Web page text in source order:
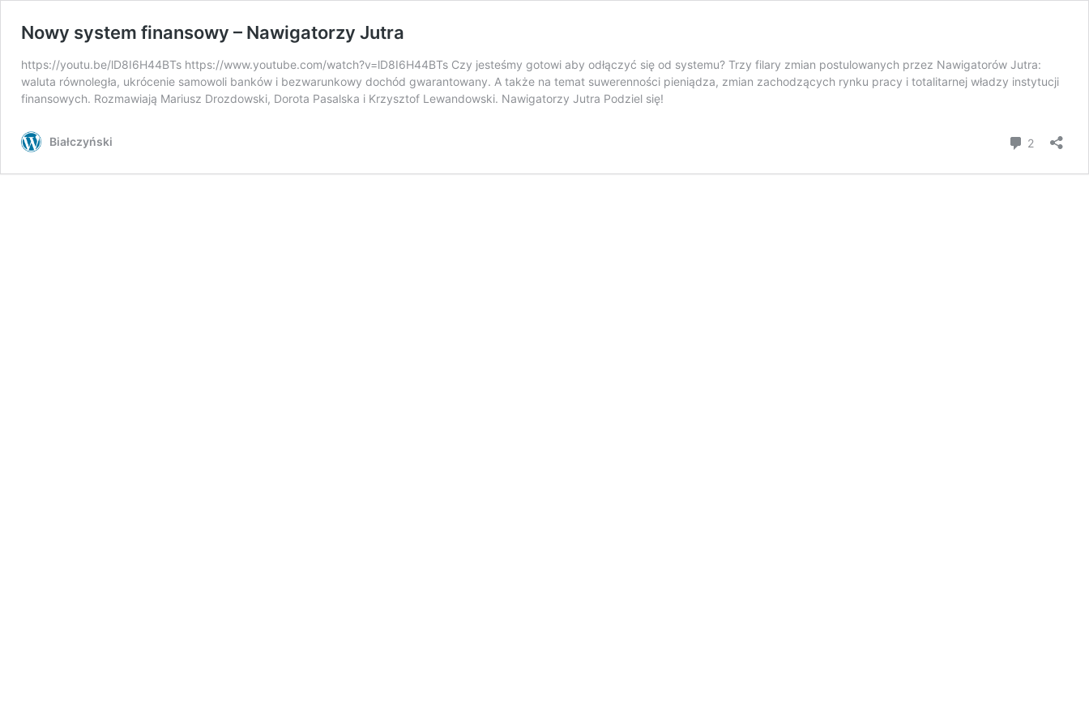
Nowy system finansowy – Nawigatorzy Jutra
https://youtu.be/lD8I6H44BTs https://www.youtube.com/watch?v=lD8I6H44BTs Czy jesteśmy gotowi aby odłączyć się od systemu? Trzy filary zmian postulowanych przez Nawigatorów Jutra:
waluta równoległa, ukrócenie samowoli banków i bezwarunkowy dochód gwarantowany. A także na temat suwerenności pieniądza, zmian zachodzących rynku pracy i totalitarnej władzy instytucji
finansowych. Rozmawiają Mariusz Drozdowski, Dorota Pasalska i Krzysztof Lewandowski. Nawigatorzy Jutra Podziel się!
Białczyński 2